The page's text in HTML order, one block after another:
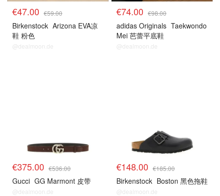
€47.00 €59.00
Birkenstock Arizona EVA凉
鞋 粉色
@dealmoon.de
€74.00 €98.00
adidas Originals Taekwondo
Mei 芭蕾平底鞋
@dealmoon.de
€375.00 €536.00
Gucci GG Marmont 皮带
@dealmoon.de
€148.00 €185.00
Birkenstock Boston 黑色拖鞋
@dealmoon.de